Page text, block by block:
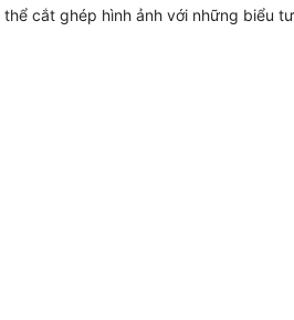
cắt ghép hình ảnh với những biểu